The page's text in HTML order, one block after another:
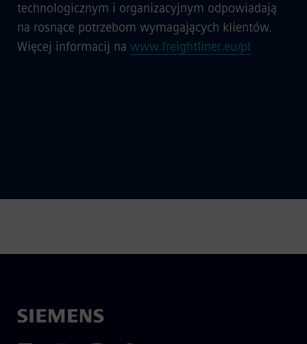
technologicznym i organizacyjnym odpowiadają
na rosnące potrzebom wymagających klientów.
Więcej informacij na www.freightliner.eu/pl